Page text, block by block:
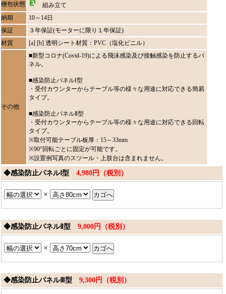
梱包状態
組み立て
納期
10～14日
保証
３年保証(モーターに限り１年保証)
材質
[a] [b] 透明シート材質：PVC（塩化ビニル）
その他
■新型コロナ(Covid-19)による飛沫感染及び接触感染を防止するパ
ネル。
■感染防止パネルⅠ型
・受付カウンターからテーブル等の様々な用途に対応できる簡易
タイプ。
■感染防止パネルⅡ型
・受付カウンターからテーブル等の様々な用途に対応できる回転
タイプ。
※取付可能テーブル板厚：15～33mm
※90°回転ごとに固定が可能です。
※設置例写真のスツール・上肢台は含まれません。
◆感染防止パネルⅠ型 4,980円（税別）
×
◆感染防止パネルⅡ型 9,000円（税別）
×
◆感染防止パネルⅢ型 9,300円（税別）